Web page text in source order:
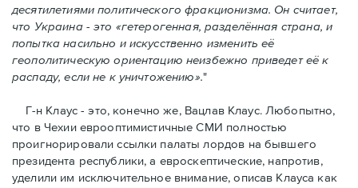
десятилетиями политического фракционизма. Он считает,
что Украина - это «гетерогенная, разделённая страна, и
попытка насильно и искусственно изменить её
геополитическую ориентацию неизбежно приведет её к
распаду, если не к уничтожению»."
Г-н Клаус - это, конечно же, Вацлав Клаус. Любопытно,
что в Чехии еврооптимистичные СМИ полностью
проигнорировали ссылки палаты лордов на бывшего
президента республики, а евроскептические, напротив,
уделили им исключительное вниманиe, описав Клауса как